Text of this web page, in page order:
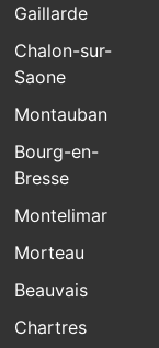
Gaillarde
Chalon-sur-
Saone
Montauban
Bourg-en-
Bresse
Montelimar
Morteau
Beauvais
Chartres